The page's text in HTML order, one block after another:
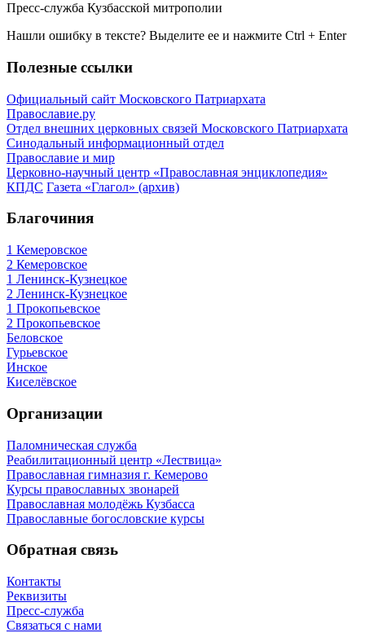
Пресс-служба Кузбасской митрополии
Нашли ошибку в тексте? Выделите ее и нажмите Ctrl + Enter
Полезные ссылки
Официальный сайт Московского Патриархата
Православие.ру
Отдел внешних церковных связей Московского Патриархата
Синодальный информационный отдел
Православие и мир
Церковно-научный центр «Православная энциклопедия»
КПДС Газета «Глагол» (архив)
Благочиния
1 Кемеровское
2 Кемеровское
1 Ленинск-Кузнецкое
2 Ленинск-Кузнецкое
1 Прокопьевское
2 Прокопьевское
Беловское
Гурьевское
Инское
Киселёвское
Организации
Паломническая служба
Реабилитационный центр «Лествица»
Православная гимназия г. Кемерово
Курсы православных звонарей
Православная молодёжь Кузбасса
Православные богословские курсы
Обратная связь
Контакты
Реквизиты
Пресс-служба
Связаться с нами